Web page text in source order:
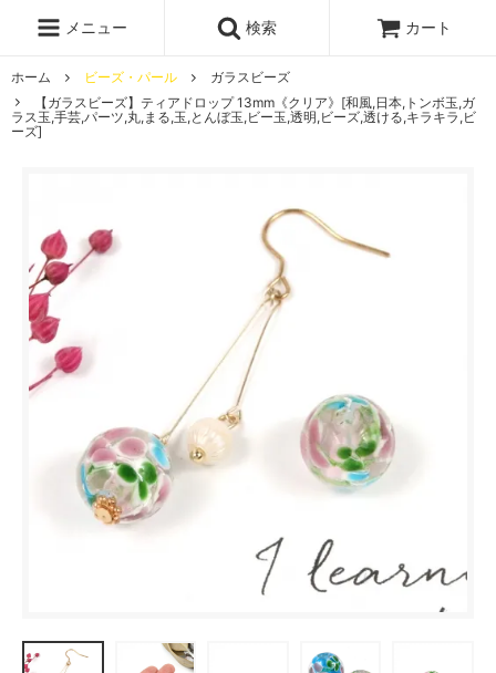
メニュー 検索 カート
ホーム ビーズ・パール
ガラスビーズ
【ガラスビーズ】ティアドロップ 13mm《クリア》[和風,日本,トンボ玉,ガ
ラス玉,手芸,パーツ,丸,まる,玉,とんぼ玉,ビー玉,透明,ビーズ,透ける,キラキラ,ビ
ーズ]